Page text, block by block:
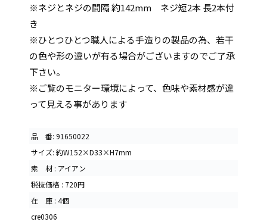
※ネジとネジの間隔 約142mm ネジ短2本 長2本付
き
※ひとつひとつ職人による手造りの製品の為、若干
の色や形の違いが有る場合がございますのでご了承
下さい。
※ご覧のモニター環境によって、色味や素材感が違
って見える事があります
品 番: 91650022
サイズ: 約W152×D33×H7mm
素 材 : アイアン
税抜価格 : 720円
在 庫 : 4個
cre0306